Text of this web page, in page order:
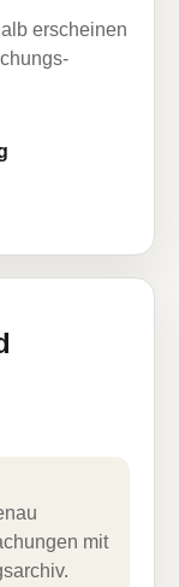
erscheinen
mit